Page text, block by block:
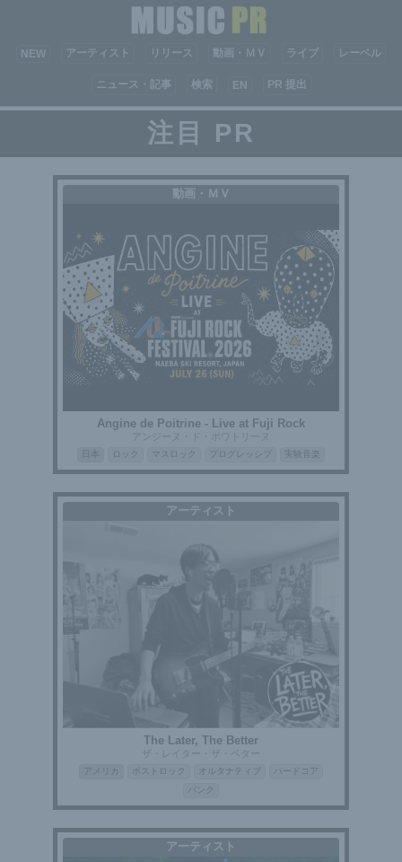
NEW アーティスト リリース 動画・ＭＶ ライブ レーベル
ニュース・記事 検索 EN PR 提出
注目 PR
動画・ＭＶ
Angine de Poitrine - Live at Fuji Rock
アンジーヌ・ド・ポワトリーヌ
ロック マスロック プログレッシブ 実験音楽
アーティスト
The Later, The Better
ザ・レイター・ザ・ベター
アメリカ ポストロック オルタナティブ
ハードコア
パンク
アーティスト